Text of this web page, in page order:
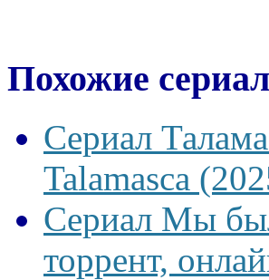
Похожие
Сериал
Talamasca
Сериал Мы
торрент,